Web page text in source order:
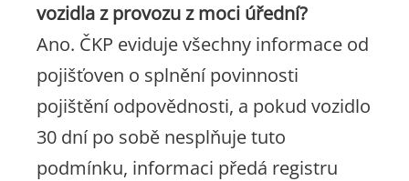
vozidla z provozu z moci úřední?
Ano. ČKP eviduje všechny informace od
pojišťoven o splnění povinnosti
pojištění odpovědnosti, a pokud vozidlo
30 dní po sobě nesplňuje tuto
podmínku, informaci předá registru